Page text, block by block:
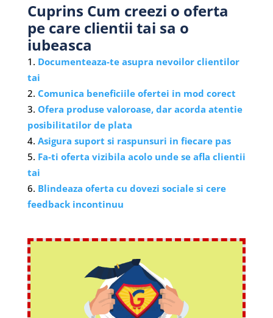
Cuprins Cum creezi o oferta
pe care clientii tai sa o
iubeasca
Documenteaza-te asupra nevoilor clientilor
tai
Comunica beneficiile ofertei in mod corect
Ofera produse valoroase, dar acorda atentie
posibilitatilor de plata
Asigura suport si raspunsuri in fiecare pas
Fa-ti oferta vizibila acolo unde se afla clientii
tai
Blindeaza oferta cu dovezi sociale si cere
feedback incontinuu